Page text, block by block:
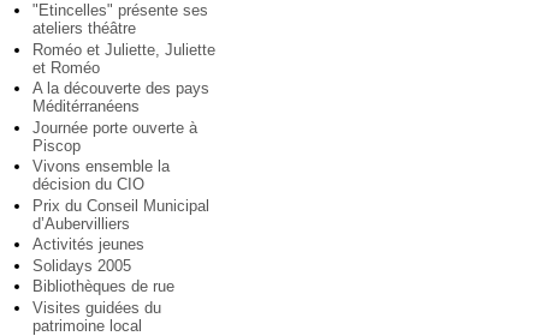
"Etincelles" présente ses
ateliers théâtre
Roméo et Juliette, Juliette
et Roméo
A la découverte des pays
Méditérranéens
Journée porte ouverte à
Piscop
Vivons ensemble la
décision du CIO
Prix du Conseil Municipal
d’Aubervilliers
Activités jeunes
Solidays 2005
Bibliothèques de rue
Visites guidées du
patrimoine local